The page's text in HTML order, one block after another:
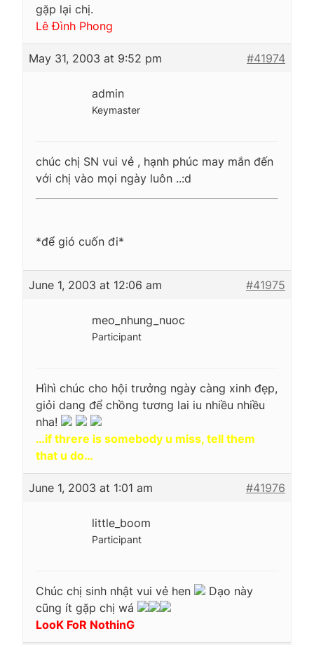
gặp lại chị.
Lê Đình Phong
May 31, 2003 at 9:52 pm #41974
admin
Keymaster
chúc chị SN vui vẻ , hạnh phúc may mắn đến
với chị vào mọi ngày luôn ..:d
*để gió cuốn đi*
June 1, 2003 at 12:06 am #41975
meo_nhung_nuoc
Participant
Hìhì chúc cho hội trưởng ngày càng xinh đẹp,
giỏi dang để chồng tương lai iu nhiều nhiều
nha!
…if threre is somebody u miss, tell them
that u do…
June 1, 2003 at 1:01 am #41976
little_boom
Participant
Chúc chị sinh nhật vui vẻ hen
Dạo này
cũng ít gặp chị wá
LooK FoR NothinG